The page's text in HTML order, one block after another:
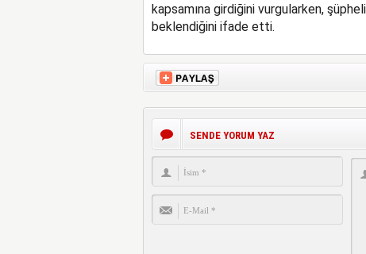
kapsamına girdiğini vurgularken,
beklendiğini ifade etti.
SENDE YORUM YAZ